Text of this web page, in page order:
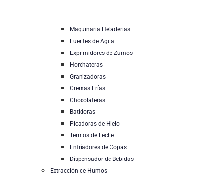
Maquinaria Heladerías
Fuentes de Agua
Exprimidores de Zumos
Horchateras
Granizadoras
Cremas Frías
Chocolateras
Batidoras
Picadoras de Hielo
Termos de Leche
Enfriadores de Copas
Dispensador de Bebidas
Extracción de Humos